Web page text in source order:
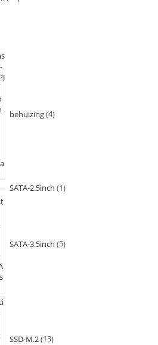
behuizing 4
SATA-2.5inch 1
SATA-3.5inch 5
SSD-M.2 13